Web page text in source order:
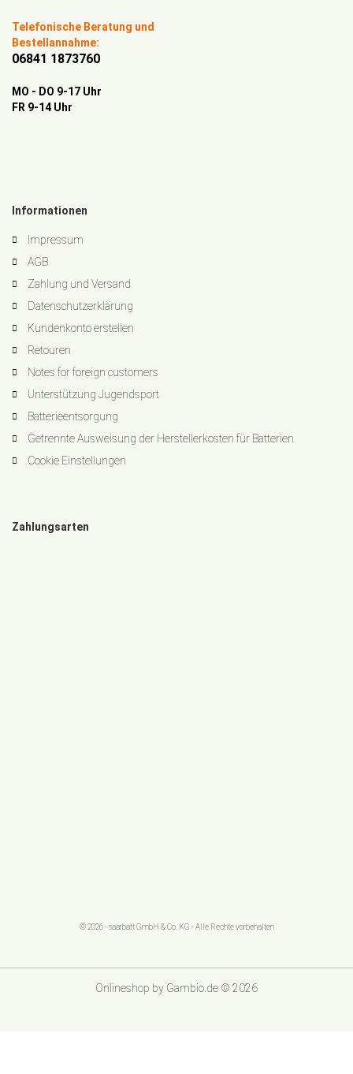
Telefonische Beratung und
Bestellannahme:
06841 1873760
MO - DO 9-17 Uhr
FR 9-14 Uhr
Informationen
Impressum
AGB
Zahlung und Versand
Datenschutzerklärung
Kundenkonto erstellen
Retouren
Notes for foreign customers
Unterstützung Jugendsport
Batterieentsorgung
Getrennte Ausweisung der Herstellerkosten für Batterien
Cookie Einstellungen
Zahlungsarten
© 2026 - saarbatt GmbH & Co. KG - Alle Rechte vorbehalten
Onlineshop by Gambio.de © 2026